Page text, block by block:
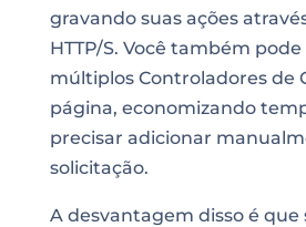
gravando suas ações
HTTP/S. Você também
múltiplos Controladores de
página, economizando
precisar adicionar
solicitação.
A desvantagem disso é que